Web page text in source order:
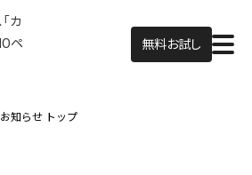
無料お試し
お知らせ トップ